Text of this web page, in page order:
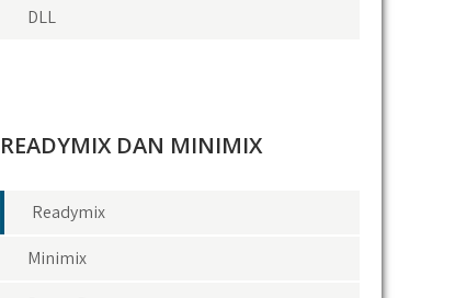
DLL
READYMIX DAN MINIMIX
Readymix
Minimix